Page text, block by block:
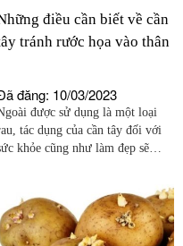
điều cần biết về cần
tránh rước họa vào thân
đăng: 10/03/2023
được sử dụng là một loại
tác dụng của cần tây đối với
khỏe cũng như làm đẹp sẽ
nước ép cần tây, cũng cần chú ý
đến những 'đại kỵ' của loại rau này
khỏi gây hại cho cơ thể.